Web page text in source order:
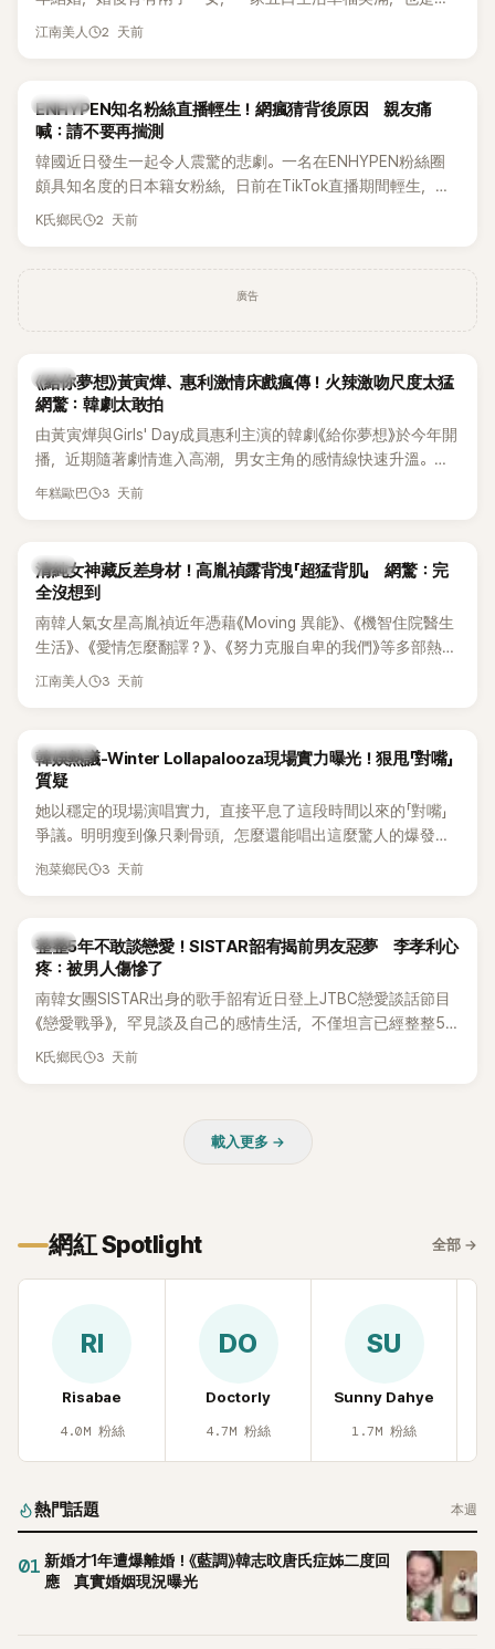
國演藝圈公認的模範夫妻。近日，星首度公開當年決定嫁給
江南美人 2 天前
K-POP
ENHYPEN知名粉絲直播輕生！網瘋猜背後原因 親友痛
喊：請不要再揣測
韓國近日發生一起令人震驚的悲劇。一名在ENHYPEN粉絲圈
頗具知名度的日本籍女粉絲，日前在TikTok直播期間輕生，最
終不幸身亡，消息曝光後震驚韓網，也讓不少粉絲湧入社群平
K氏鄉民 2 天前
廣告
韓劇
《給你夢想》黃寅燁、惠利激情床戲瘋傳！火辣激吻尺度太猛
網驚：韓劇太敢拍
由黃寅燁與Girls' Day成員惠利主演的韓劇《給你夢想》於今年開
播，近期隨著劇情進入高潮，男女主角的感情線快速升溫。最
新播出的第8集不僅上演火辣吻戲，更接連出現床戲橋段，讓
年糕歐巴 3 天前
韓星
清純女神藏反差身材！高胤禎露背洩「超猛背肌」 網驚：完
全沒想到
南韓人氣女星高胤禎近年憑藉《Moving 異能》、《機智住院醫生
生活》、《愛情怎麼翻譯？》、《努力克服自卑的我們》等多部熱門
作品，躍升為韓劇新一代女神代表，不僅演技備受肯定，精緻
細身材下的超狂背肌與肩膀線條，反差感十足，讓不少網友看
傻直呼：「原來她身材這麼猛！」
江南美人 3 天前
熱議討論
韓娛熱議-Winter Lollapalooza現場實力曝光！狠甩「對嘴」
質疑
她以穩定的現場演唱實力，直接平息了這段時間以來的「對嘴」
爭議。明明瘦到像只剩骨頭，怎麼還能唱出這麼驚人的爆發力
和音量？
泡菜鄉民 3 天前
韓星
整整5年不敢談戀愛！SISTAR韶宥揭前男友惡夢 李孝利心
疼：被男人傷慘了
南韓女團SISTAR出身的歌手韶宥近日登上JTBC戀愛談話節目
《戀愛戰爭》，罕見談及自己的感情生活，不僅坦言已經整整5
年沒有談戀愛，更首度透露空窗至今的原因，全與上一段戀情
K氏鄉民 3 天前
載入更多 →
網紅 Spotlight 全部 →
RI
Risabae
4.0M 粉絲
DO
Doctorly
4.7M 粉絲
SU
Sunny Dahye
1.7M 粉絲
熱門話題 本週
01 新婚才1年遭爆離婚！《藍調》韓志旼唐氏症姊二度回
應 真實婚姻現況曝光